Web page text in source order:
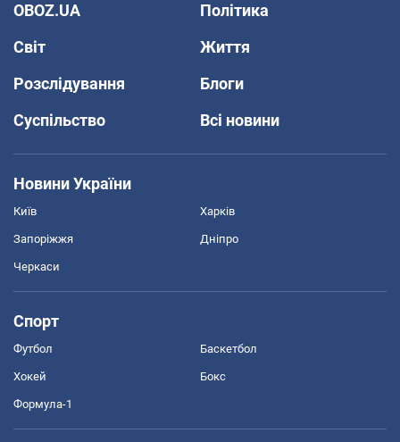
OBOZ.UA
Політика
Світ
Життя
Розслідування
Блоги
Суспільство
Всі новини
Новини України
Київ Харків
Запоріжжя Дніпро
Черкаси
Спорт
Футбол Баскетбол
Хокей Бокс
Формула-1